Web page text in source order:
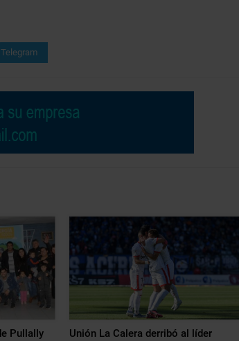
Telegram
Pullally
Unión La Calera derribó al líder